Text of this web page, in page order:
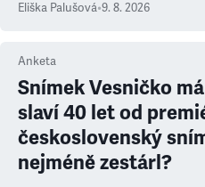
Eliška Palušová•9. 8. 2026
Anketa
Snímek Vesničko
slaví 40 let od
československý
nejméně zestárl?